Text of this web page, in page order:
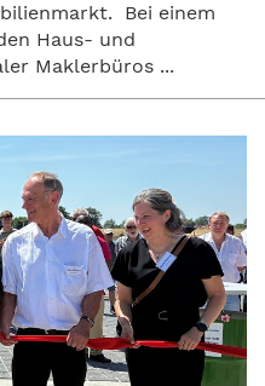
Bei einem
Haus- und
Maklerbüros ...